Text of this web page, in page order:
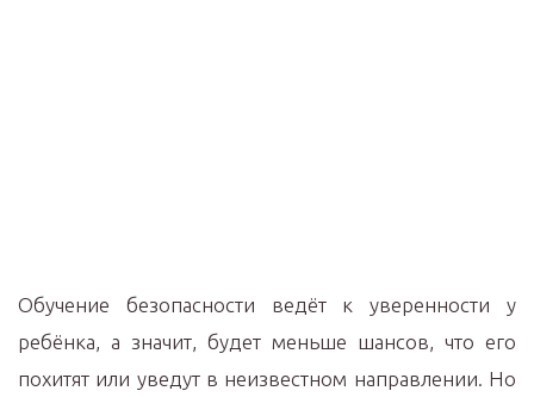
Обучение безопасности ведёт к уверенности у
ребёнка, а значит, будет меньше шансов, что его
похитят или уведут в неизвестном направлении. Но